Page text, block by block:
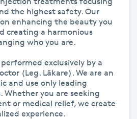
the highest safety. Our
enhancing the beauty you
creating a harmonious
who you are.
exclusively by a
(Leg. Läkare). We are an
and use only leading
Whether you are seeking
or medical relief, we create
experience.